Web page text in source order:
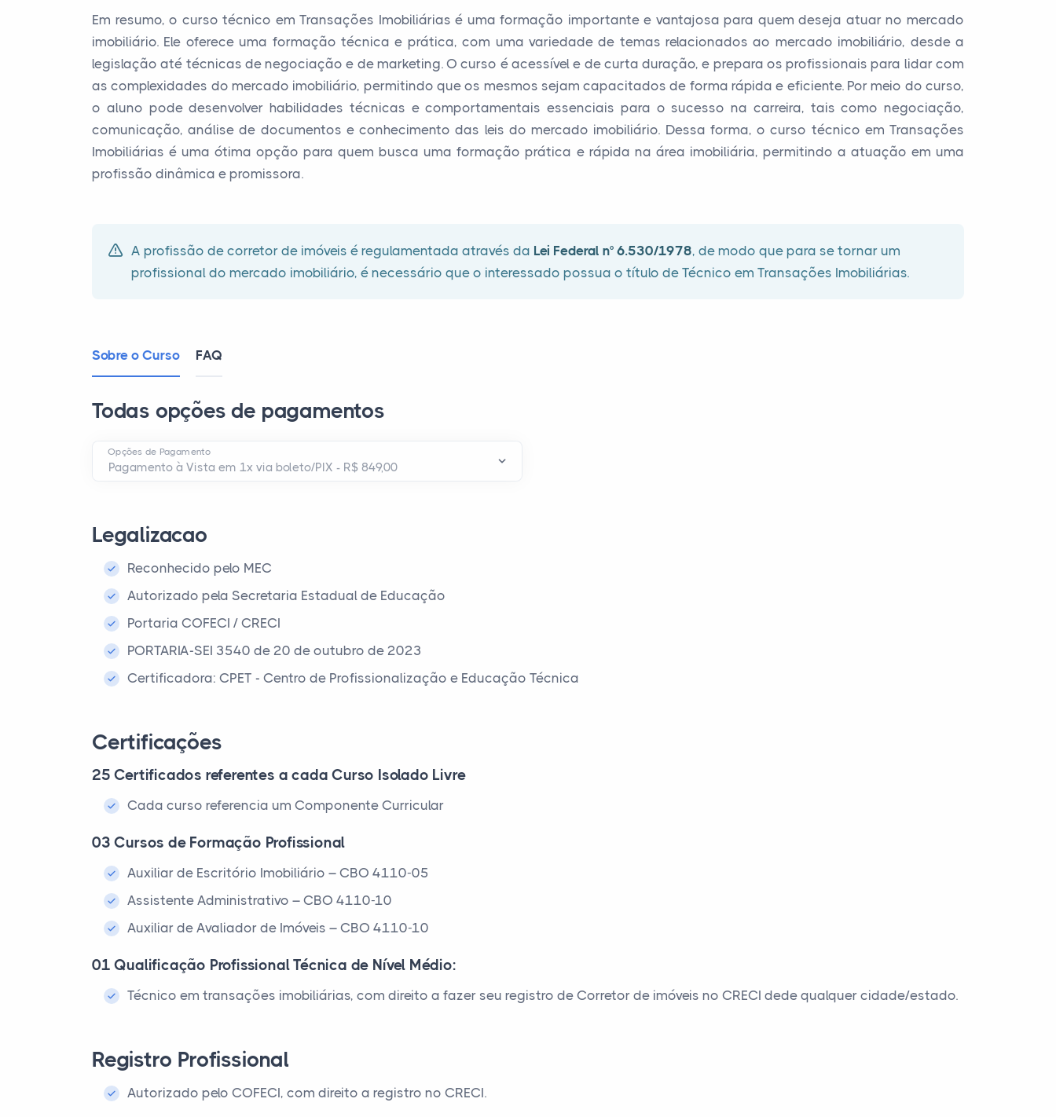
Em resumo, o curso técnico em Transações Imobiliárias é uma formação importante e vantajosa para quem deseja atuar no mercado
imobiliário. Ele oferece uma formação técnica e prática, com uma variedade de temas relacionados ao mercado imobiliário, desde a
legislação até técnicas de negociação e de marketing. O curso é acessível e de curta duração, e prepara os profissionais para lidar com
as complexidades do mercado imobiliário, permitindo que os mesmos sejam capacitados de forma rápida e eficiente. Por meio do curso,
o aluno pode desenvolver habilidades técnicas e comportamentais essenciais para o sucesso na carreira, tais como negociação,
comunicação, análise de documentos e conhecimento das leis do mercado imobiliário. Dessa forma, o curso técnico em Transações
Imobiliárias é uma ótima opção para quem busca uma formação prática e rápida na área imobiliária, permitindo a atuação em uma
profissão dinâmica e promissora.
A profissão de corretor de imóveis é regulamentada através da Lei Federal n° 6.530/1978, de modo que para se tornar um
profissional do mercado imobiliário, é necessário que o interessado possua o título de Técnico em Transações Imobiliárias.
Sobre o Curso FAQ
Todas opções de pagamentos
Opções de Pagamento
Legalizacao
Reconhecido pelo MEC
Autorizado pela Secretaria Estadual de Educação
Portaria COFECI / CRECI
PORTARIA-SEI 3540 de 20 de outubro de 2023
Certificadora: CPET - Centro de Profissionalização e Educação Técnica
Certificações
25 Certificados referentes a cada Curso Isolado Livre
Cada curso referencia um Componente Curricular
03 Cursos de Formação Profissional
Auxiliar de Escritório Imobiliário – CBO 4110-05
Assistente Administrativo – CBO 4110-10
Auxiliar de Avaliador de Imóveis – CBO 4110-10
01 Qualificação Profissional Técnica de Nível Médio:
Técnico em transações imobiliárias, com direito a fazer seu registro de Corretor de imóveis no CRECI dede qualquer cidade/estado.
Registro Profissional
Autorizado pelo COFECI, com direito a registro no CRECI.